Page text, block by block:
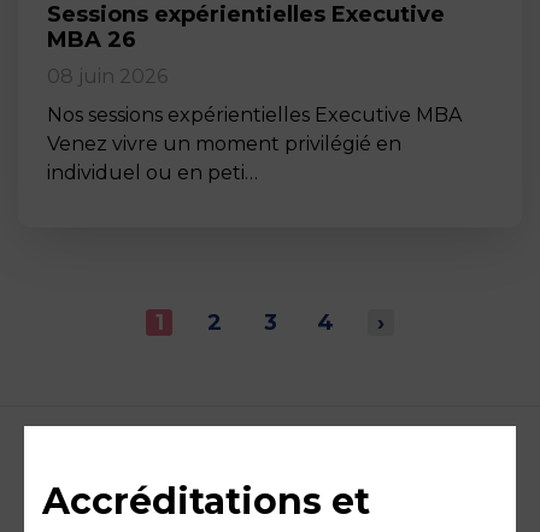
Sessions expérientielles Executive
MBA 26
08 juin 2026
Nos sessions expérientielles Executive MBA
Venez vivre un moment privilégié en
individuel ou en peti…
1 2 3 4 ›
Accréditations et